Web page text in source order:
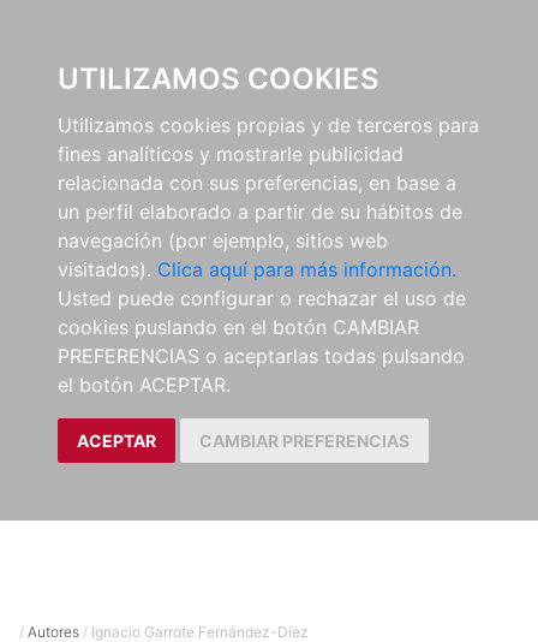
UTILIZAMOS COOKIES
Utilizamos cookies propias y de terceros para
fines analíticos y mostrarle publicidad
relacionada con sus preferencias, en base a
un perfil elaborado a partir de su hábitos de
navegación (por ejemplo, sitios web
visitados). Clica aquí para más información.
Usted puede configurar o rechazar el uso de
cookies puslando en el botón CAMBIAR
PREFERENCIAS o aceptarlas todas pulsando
el botón ACEPTAR.
ACEPTAR CAMBIAR PREFERENCIAS
/ Autores / Ignacio Garrote Fernández-Díez